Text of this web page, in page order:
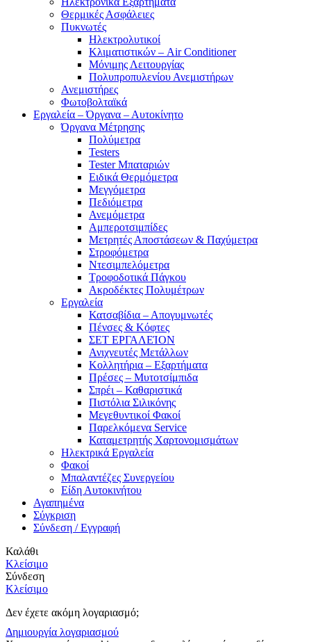
Θερμικές Ασφάλειες
Πυκνωτές
Ηλεκτρολυτικοί
Κλιματιστικών – Air Conditioner
Μόνιμης Λειτουργίας
Πολυπροπυλενίου Ανεμιστήρων
Ανεμιστήρες
Φωτοβολταϊκά
Εργαλεία – Όργανα – Αυτοκίνητο
Όργανα Μέτρησης
Πολύμετρα
Testers
Tester Μπαταριών
Ειδικά Θερμόμετρα
Μεγγόμετρα
Πεδιόμετρα
Ανεμόμετρα
Αμπεροτσιμπίδες
Μετρητές Αποστάσεων & Παχύμετρα
Στροφόμετρα
Ντεσιμπελόμετρα
Τροφοδοτικά Πάγκου
Ακροδέκτες Πολυμέτρων
Εργαλεία
Κατσαβίδια – Απογυμνωτές
Πένσες & Κόφτες
ΣΕΤ ΕΡΓΑΛΕΊΟΝ
Ανιχνευτές Μετάλλων
Κολλητήρια – Εξαρτήματα
Πρέσες – Μυτοτσίμπιδα
Σπρέι – Καθαριστικά
Πιστόλια Σιλικόνης
Μεγεθυντικοί Φακοί
Παρελκόμενα Service
Καταμετρητής Χαρτονομισμάτων
Ηλεκτρικά Εργαλεία
Φακοί
Μπαλαντέζες Συνεργείου
Είδη Αυτοκινήτου
Αγαπημένα
Σύγκριση
Σύνδεση / Εγγραφή
Καλάθι
Κλείσιμο
Σύνδεση
Κλείσιμο
Δεν έχετε ακόμη λογαριασμό;
Δημιουργία λογαριασμού